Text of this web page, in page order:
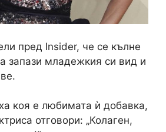
пред Insider, че се кълне
запази младежкия си вид и
коя е любимата ѝ добавка,
отговори: „Колаген,